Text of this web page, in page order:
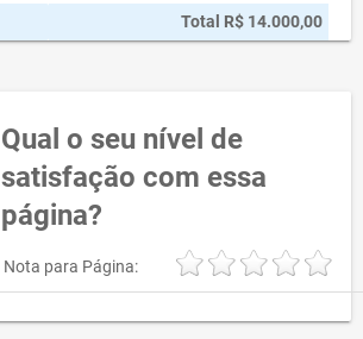
Total R$ 14.000,00
Qual o seu nível de
satisfação com essa
página?
Nota para Página: